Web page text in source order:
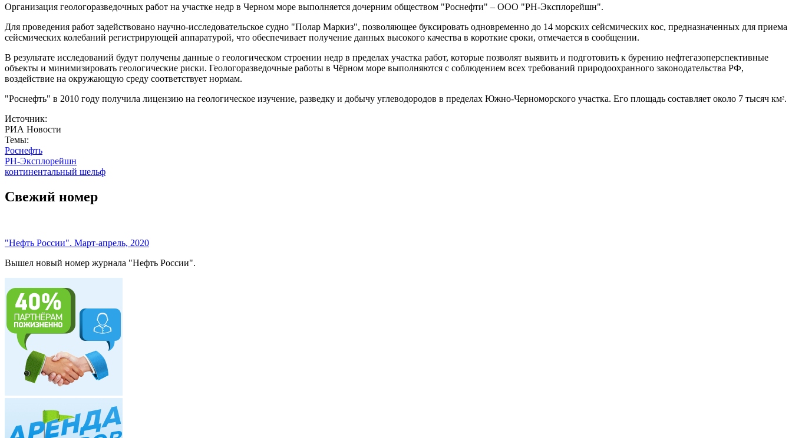
Организация геологоразведочных работ на участке недр в Черном море выполняется дочерним обществом "Роснефти" – ООО "РН-Эксплорейшн".
Для проведения работ задействовано научно-исследовательское судно "Полар Маркиз", позволяющее буксировать одновременно до 14 морских сейсмических кос, предназначенных для приема
сейсмических колебаний регистрирующей аппаратурой, что обеспечивает получение данных высокого качества в короткие сроки, отмечается в сообщении.
В результате исследований будут получены данные о геологическом строении недр в пределах участка работ, которые позволят выявить и подготовить к бурению нефтегазоперспективные
объекты и минимизировать геологические риски. Геологоразведочные работы в Чёрном море выполняются с соблюдением всех требований природоохранного законодательства РФ,
воздействие на окружающую среду соответствует нормам.
"Роснефть" в 2010 году получила лицензию на геологическое изучение, разведку и добычу углеводородов в пределах Южно-Черноморского участка. Его площадь составляет около 7 тысяч км2.
Источник:
РИА Новости
Темы:
Роснефть
РН-Эксплорейшн
континентальный шельф
Свежий номер
"Нефть России". Март-апрель, 2020
Вышел новый номер журнала "Нефть России".